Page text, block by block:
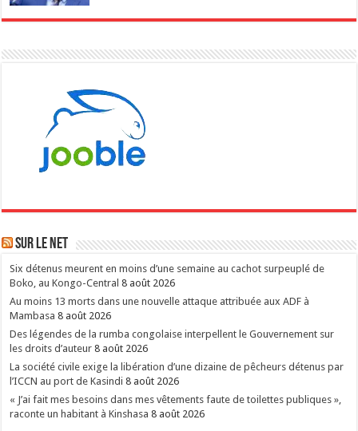
Sur le NET
Six détenus meurent en moins d’une semaine au cachot surpeuplé de
Boko, au Kongo-Central 8 août 2026
Au moins 13 morts dans une nouvelle attaque attribuée aux ADF à
Mambasa 8 août 2026
Des légendes de la rumba congolaise interpellent le Gouvernement sur
les droits d’auteur 8 août 2026
La société civile exige la libération d’une dizaine de pêcheurs détenus par
l’ICCN au port de Kasindi 8 août 2026
« J’ai fait mes besoins dans mes vêtements faute de toilettes publiques »,
raconte un habitant à Kinshasa 8 août 2026